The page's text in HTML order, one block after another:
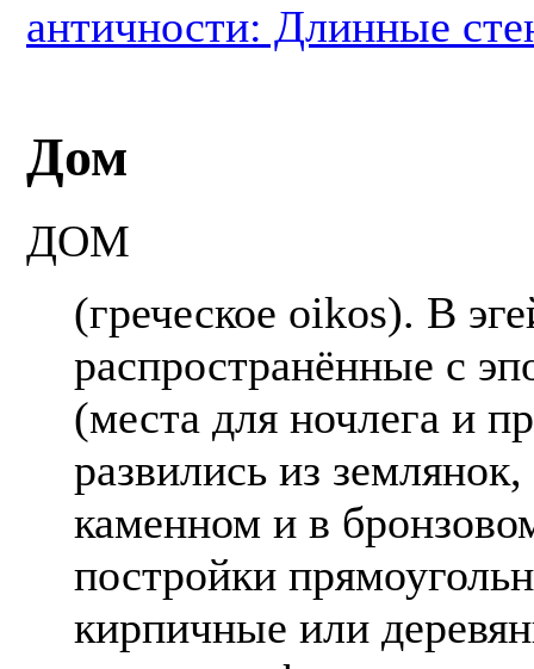
античности: Длинные
Дом
ДОМ
(греческое oikos). В
распространённые с
(места для ночлега и
развились из
каменном и в
постройки
кирпичные или